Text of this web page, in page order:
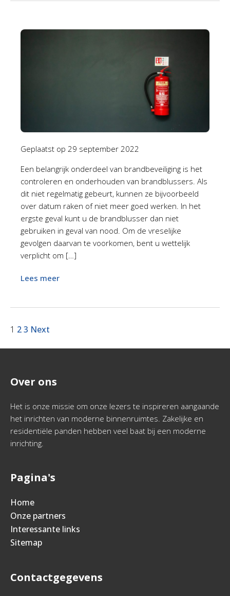
Geplaatst op 29 september 2022
Een belangrijk onderdeel van brandbeveiliging is het
controleren en onderhouden van brandblussers. Als
dit niet regelmatig gebeurt, kunnen ze bijvoorbeeld
over datum raken of niet meer goed werken. In het
ergste geval kunt u de brandblusser dan niet
gebruiken in geval van nood. Om de vreselijke
gevolgen daarvan te voorkomen, bent u wettelijk
verplicht om […]
Lees meer
1 23 Next
Over ons
Het is onze missie om onze lezers te inspireren aangaande
het inrichten van moderne binnenruimtes. Zakelijke en
residentiële panden hebben veel baat bij een moderne
inrichting.
Pagina's
Home
Onze partners
Interessante links
Sitemap
Contactgegevens